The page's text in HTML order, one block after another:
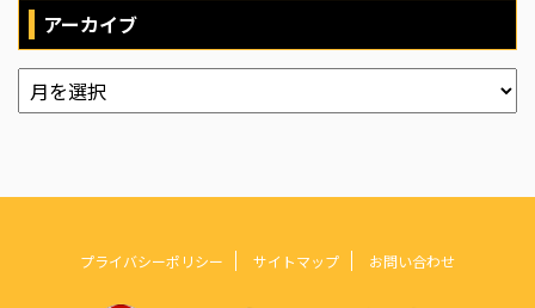
アーカイブ
プライバシーポリシー サイトマップ お問い合わせ